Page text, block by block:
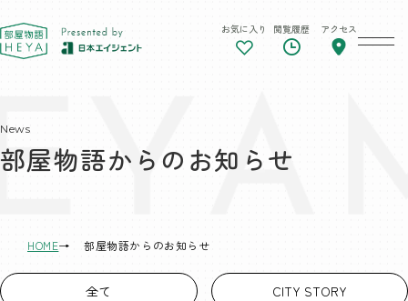
東京 部屋物語 お気に入り 閲覧履歴 アクセス
News
部屋物語からのお知らせ
HOME 部屋物語からのお知らせ
全て CITY STORY